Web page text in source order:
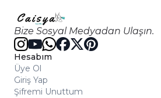
Bize Sosyal Medyadan Ulaşın.
Hesabım
Üye Ol
Giriş Yap
Şifremi Unuttum